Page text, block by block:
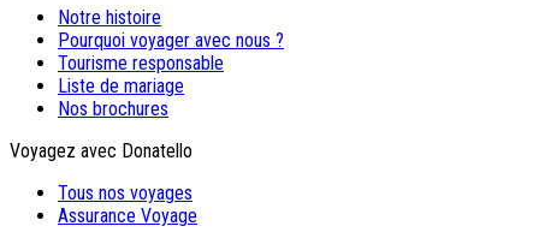
Notre histoire
Pourquoi voyager avec nous ?
Tourisme responsable
Liste de mariage
Nos brochures
Voyagez avec Donatello
Tous nos voyages
Assurance Voyage